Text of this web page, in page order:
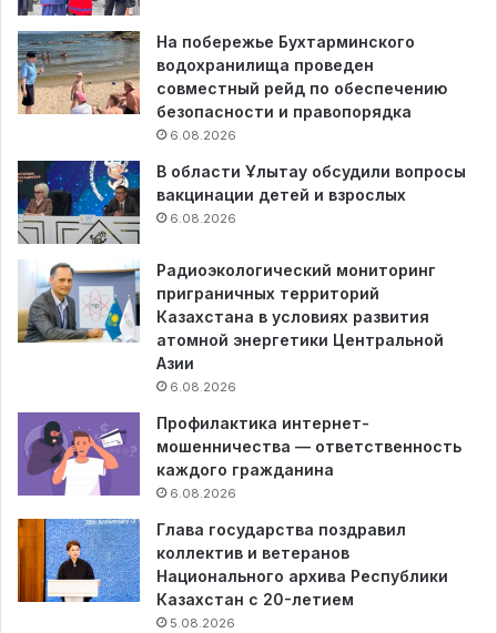
На побережье Бухтарминского
водохранилища проведен
совместный рейд по обеспечению
безопасности и правопорядка
6.08.2026
В области Ұлытау обсудили вопросы
вакцинации детей и взрослых
6.08.2026
Радиоэкологический мониторинг
приграничных территорий
Казахстана в условиях развития
атомной энергетики Центральной
Азии
6.08.2026
Профилактика интернет-
мошенничества — ответственность
каждого гражданина
6.08.2026
Глава государства поздравил
коллектив и ветеранов
Национального архива Республики
Казахстан с 20-летием
5.08.2026